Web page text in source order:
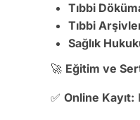
Tıbbi
Tıbbi
Sağlık
🚀 Eğitim ve
✅ Online Kayıt: